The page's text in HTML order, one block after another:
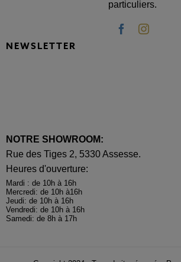
particuliers.
NEWSLETTER
NOTRE SHOWROOM:
Rue des Tiges 2, 5330 Assesse.
Heures d'ouverture:
Mardi : de 10h à 16h
Mercredi: de 10h à16h
Jeudi: de 10h à 16h
Vendredi: de 10h à 16h
Samedi: de 8h à 17h